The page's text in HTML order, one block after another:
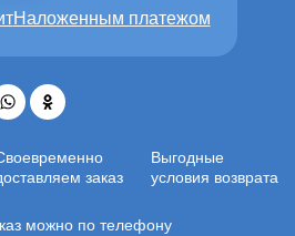
Наложенным платежом
заказ
Выгодные
условия возврата
можно по телефону